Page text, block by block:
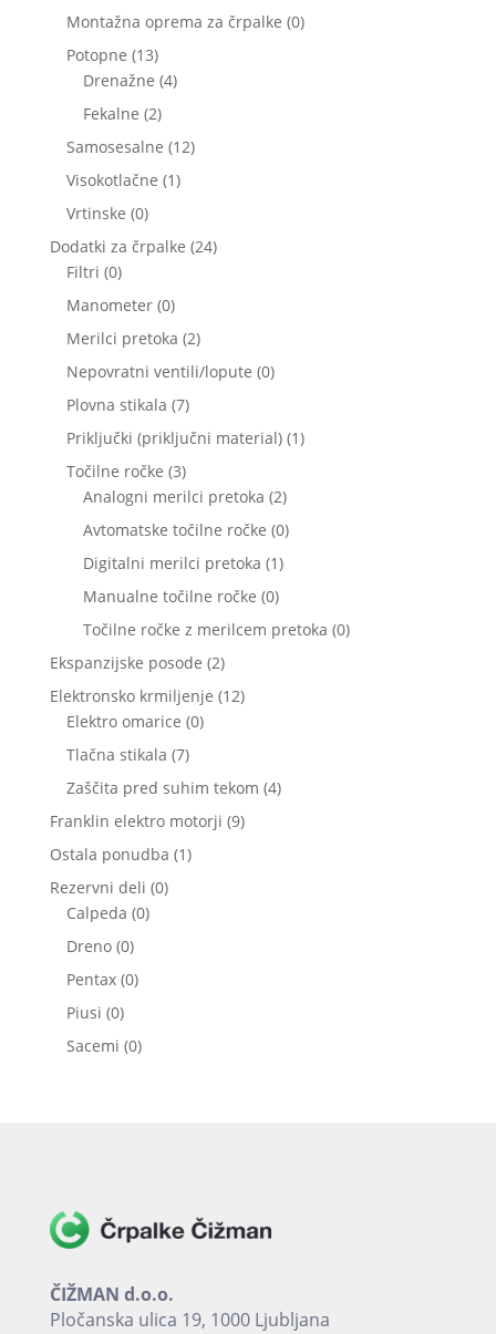
izdelka
Montažna oprema za črpalke 00
Potopne 1313
izdelkov
Drenažne 44
Fekalne 22
izdelka
Samosesalne 1212
Visokotlačne 11
Vrtinske 00
izdelkov
Dodatki za črpalke 2424
Filtri 00
izdelkov
Manometer 00
izdelkov
Merilci pretoka 22
izdelka
Nepovratni ventili/lopute 00
Plovna stikala 77
izdelkov
Priključki (priključni material) 11
Točilne ročke 33
izdelki
Analogni merilci pretoka 22
izdelka
Avtomatske točilne ročke 00
Digitalni merilci pretoka 11
Manualne točilne ročke 00
izdelkov
Točilne ročke z merilcem pretoka 00
Ekspanzijske posode 22
izdelka
Elektronsko krmiljenje 1212
Elektro omarice 00
Tlačna stikala 77
izdelkov
Zaščita pred suhim tekom 44
Franklin elektro motorji 99
Ostala ponudba 11
Rezervni deli 00
Calpeda 00
Dreno 00
izdelkov
Pentax 00
Piusi 00
izdelkov
Sacemi 00
ČIŽMAN d.o.o.
Pločanska ulica 19, 1000 Ljubljana